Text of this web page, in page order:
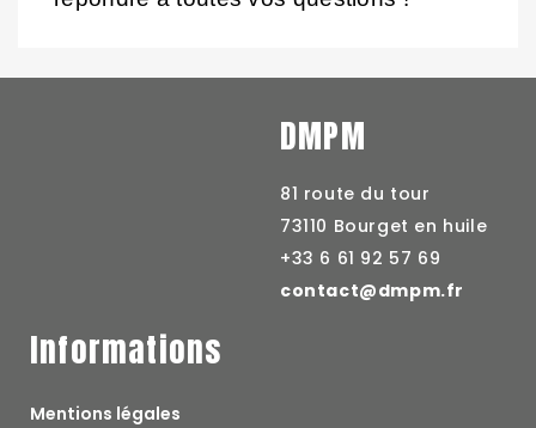
DMPM
81 route du tour
73110 Bourget en huile
+33 6 61 92 57 69
contact@dmpm.fr
Informations
Mentions légales